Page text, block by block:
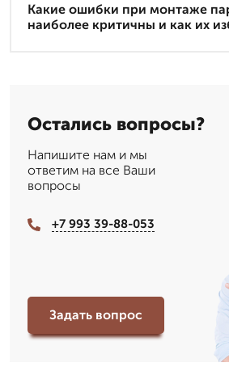
Какие ошибки при монтаже
наиболее критичны и как их
Остались вопросы?
Напишите нам и мы
ответим на все Ваши
вопросы
+7 993 39-88-053
Задать вопрос